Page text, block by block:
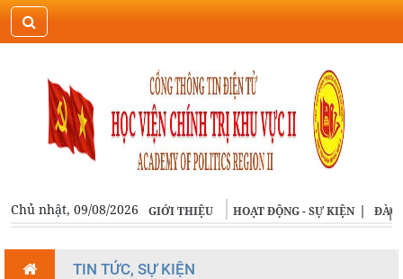
ĐĂNG NHẬP
Chủ nhật, 09/08/2026 GIỚI THIỆU HOẠT ĐỘNG - SỰ KIỆN ĐÀO
TIN TỨC, SỰ KIỆN